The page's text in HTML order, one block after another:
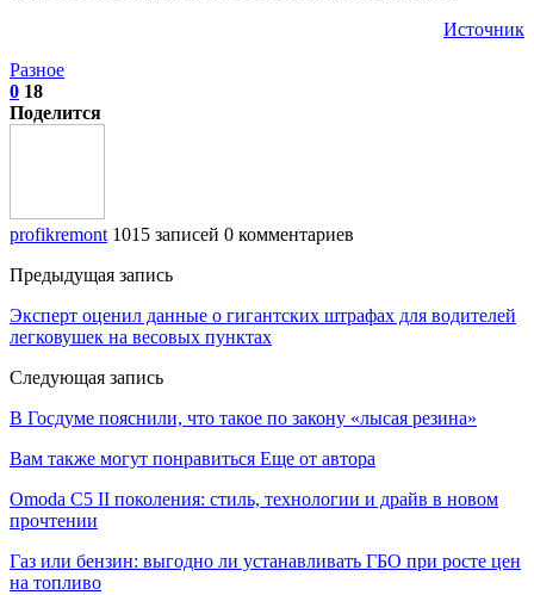
Источник
Разное
0 18
Поделится
profikremont 1015 записей 0 комментариев
Предыдущая запись
Эксперт оценил данные о гигантских штрафах для водителей
легковушек на весовых пунктах
Следующая запись
В Госдуме пояснили, что такое по закону «лысая резина»
Вам также могут понравиться Еще от автора
Omoda C5 II поколения: стиль, технологии и драйв в новом
прочтении
Газ или бензин: выгодно ли устанавливать ГБО при росте цен
на топливо